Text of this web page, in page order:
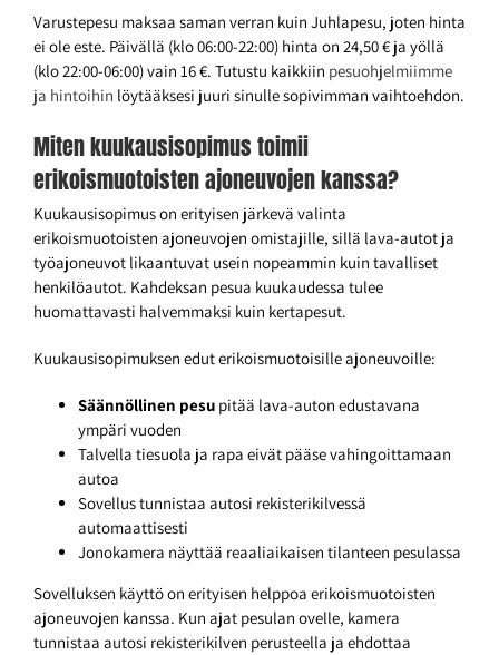
Varustepesu maksaa saman verran kuin Juhlapesu, joten hinta
ei ole este. Päivällä (klo 06:00-22:00) hinta on 24,50 € ja yöllä
(klo 22:00-06:00) vain 16 €. Tutustu kaikkiin pesuohjelmiimme
ja hintoihin löytääksesi juuri sinulle sopivimman vaihtoehdon.
Miten kuukausisopimus toimii
erikoismuotoisten ajoneuvojen kanssa?
Kuukausisopimus on erityisen järkevä valinta
erikoismuotoisten ajoneuvojen omistajille, sillä lava-autot ja
työajoneuvot likaantuvat usein nopeammin kuin tavalliset
henkilöautot. Kahdeksan pesua kuukaudessa tulee
huomattavasti halvemmaksi kuin kertapesut.
Kuukausisopimuksen edut erikoismuotoisille ajoneuvoille:
Säännöllinen pesu pitää lava-auton edustavana
ympäri vuoden
Talvella tiesuola ja rapa eivät pääse vahingoittamaan
autoa
Sovellus tunnistaa autosi rekisterikilvessä
automaattisesti
Jonokamera näyttää reaaliaikaisen tilanteen pesulassa
Sovelluksen käyttö on erityisen helppoa erikoismuotoisten
ajoneuvojen kanssa. Kun ajat pesulan ovelle, kamera
tunnistaa autosi rekisterikilven perusteella ja ehdottaa